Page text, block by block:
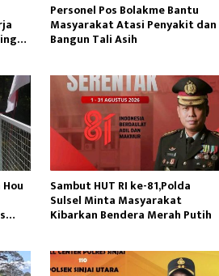
Personel Pos Bolakme Bantu
Masyarakat Atasi Penyakit dan
Bangun Tali Asih
Sambut HUT RI ke-81,Polda
Sulsel Minta Masyarakat
Kibarkan Bendera Merah Putih